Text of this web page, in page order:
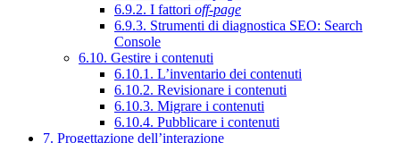
6.9.2. I fattori off-page
6.9.3. Strumenti di diagnostica SEO: Search
Console
6.10. Gestire i contenuti
6.10.1. L’inventario dei contenuti
6.10.2. Revisionare i contenuti
6.10.3. Migrare i contenuti
6.10.4. Pubblicare i contenuti
7. Progettazione dell’interazione